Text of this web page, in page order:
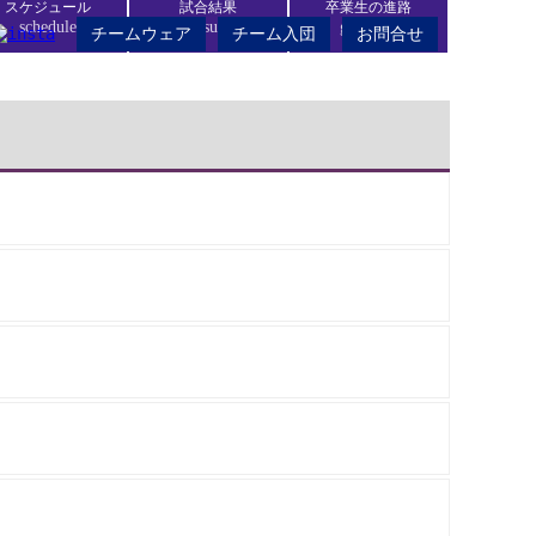
チームウェア チーム入団 お問合せ
スケジュール
schedule
試合結果
result
卒業生の進路
graduate